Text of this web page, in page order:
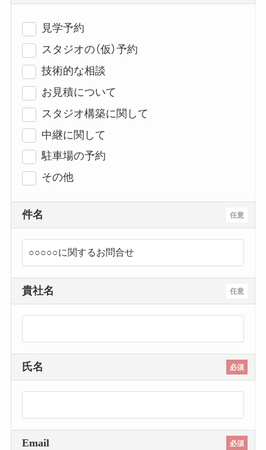
見学予約
スタジオの（仮）予約
技術的な相談
お見積について
スタジオ構築に関して
中継に関して
駐車場の予約
その他
任意
件名
任意
貴社名
必須
氏名
必須
Email